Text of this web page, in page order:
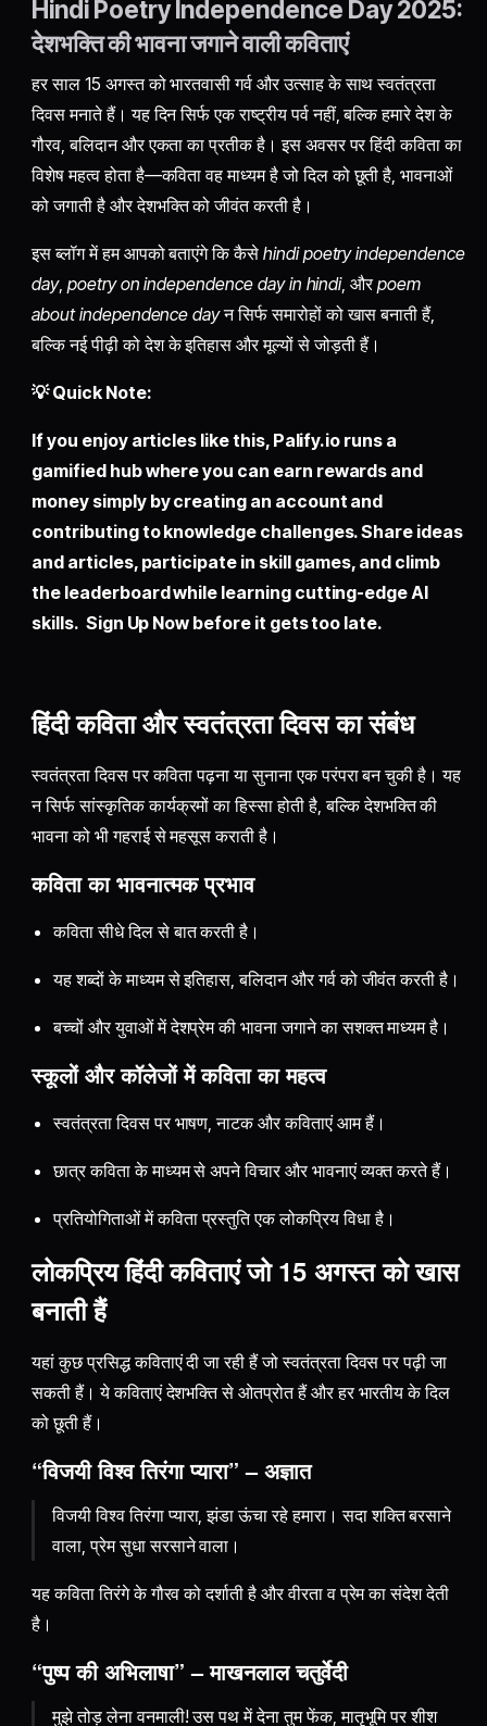
Hindi Poetry Independence Day 2025:
देशभक्ति की भावना जगाने वाली कविताएं
हर साल 15 अगस्त को भारतवासी गर्व और उत्साह के साथ स्वतंत्रता
दिवस मनाते हैं। यह दिन सिर्फ एक राष्ट्रीय पर्व नहीं, बल्कि हमारे देश के
गौरव, बलिदान और एकता का प्रतीक है। इस अवसर पर हिंदी कविता का
विशेष महत्व होता है—कविता वह माध्यम है जो दिल को छूती है, भावनाओं
को जगाती है और देशभक्ति को जीवंत करती है।
इस ब्लॉग में हम आपको बताएंगे कि कैसे hindi poetry independence
day, poetry on independence day in hindi, औरpoem
about independence dayन सिर्फ समारोहों को खास बनाती हैं,
बल्कि नई पीढ़ी को देश के इतिहास और मूल्यों से जोड़ती हैं।
💡 Quick Note:
If you enjoy articles like this, Palify.io runs a
gamified hub where you can earn rewards and
money simply by creating an account and
contributing to knowledge challenges. Share ideas
and articles, participate in skill games, and climb
the leaderboard while learning cutting-edge AI
skills. Sign Up Now before it gets too late.
हिंदी कविता और स्वतंत्रता दिवस का संबंध
स्वतंत्रता दिवस पर कविता पढ़ना या सुनाना एक परंपरा बन चुकी है। यह
न सिर्फ सांस्कृतिक कार्यक्रमों का हिस्सा होती है, बल्कि देशभक्ति की
भावना को भी गहराई से महसूस कराती है।
कविता का भावनात्मक प्रभाव
कविता सीधे दिल से बात करती है।
यह शब्दों के माध्यम से इतिहास, बलिदान और गर्व को जीवंत करती है।
बच्चों और युवाओं में देशप्रेम की भावना जगाने का सशक्त माध्यम है।
स्कूलों और कॉलेजों में कविता का महत्व
स्वतंत्रता दिवस पर भाषण, नाटक और कविताएं आम हैं।
छात्र कविता के माध्यम से अपने विचार और भावनाएं व्यक्त करते हैं।
प्रतियोगिताओं में कविता प्रस्तुति एक लोकप्रिय विधा है।
लोकप्रिय हिंदी कविताएं जो 15 अगस्त को खास
बनाती हैं
यहां कुछ प्रसिद्ध कविताएं दी जा रही हैं जो स्वतंत्रता दिवस पर पढ़ी जा
सकती हैं। ये कविताएं देशभक्ति से ओतप्रोत हैं और हर भारतीय के दिल
को छूती हैं।
“विजयी विश्व तिरंगा प्यारा” – अज्ञात
विजयी विश्व तिरंगा प्यारा, झंडा ऊंचा रहे हमारा। सदा शक्ति बरसाने
वाला, प्रेम सुधा सरसाने वाला।
यह कविता तिरंगे के गौरव को दर्शाती है और वीरता व प्रेम का संदेश देती
है।
“पुष्प की अभिलाषा” – माखनलाल चतुर्वेदी
मुझे तोड़ लेना वनमाली! उस पथ में देना तुम फेंक, मातृभूमि पर शीश